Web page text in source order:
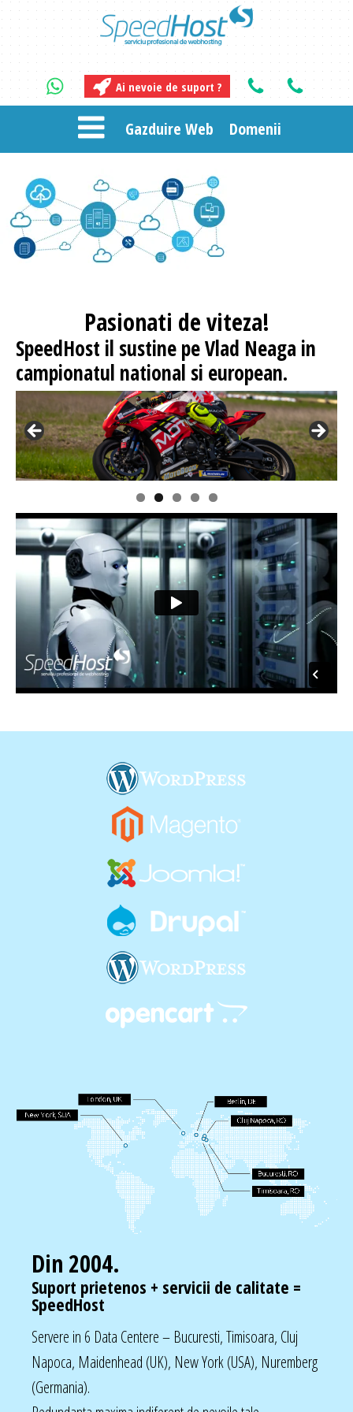
Ai nevoie de suport ?
Gazduire Web Domenii
Pasionati de viteza!
SpeedHost il sustine pe Vlad Neaga in
campionatul national si european.
Din 2004.
Suport prietenos + servicii de calitate =
SpeedHost
Servere in 6 Data Centere – Bucuresti, Timisoara, Cluj
Napoca, Maidenhead (UK), New York (USA), Nuremberg
(Germania).